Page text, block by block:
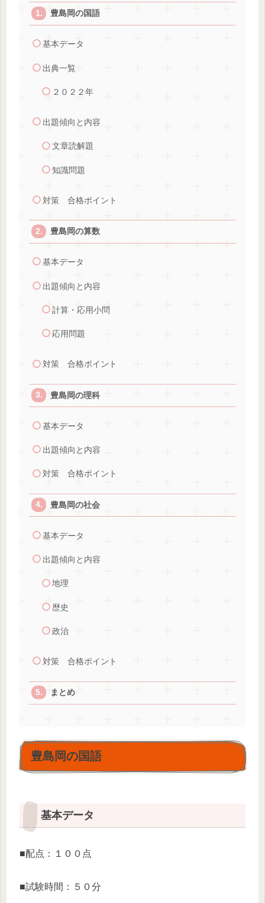
豊島岡の国語
基本データ
出典一覧
２０２２年
出題傾向と内容
文章読解題
知識問題
対策 合格ポイント
豊島岡の算数
基本データ
出題傾向と内容
計算・応用小問
応用問題
対策 合格ポイント
豊島岡の理科
基本データ
出題傾向と内容
対策 合格ポイント
豊島岡の社会
基本データ
出題傾向と内容
地理
歴史
政治
対策 合格ポイント
まとめ
豊島岡の国語
基本データ
■配点：１００点
■試験時間：５０分